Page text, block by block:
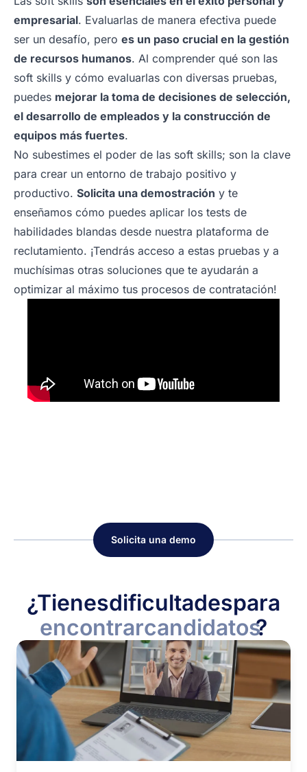
empresarial. Evaluarlas de manera efectiva puede
ser un desafío, pero es un paso crucial en la gestión
de recursos humanos. Al comprender qué son las
soft skills y cómo evaluarlas con diversas pruebas,
puedes mejorar la toma de decisiones de selección,
el desarrollo de empleados y la construcción de
equipos más fuertes.
No subestimes el poder de las soft skills; son la clave
para crear un entorno de trabajo positivo y
productivo. Solicita una demostración y te
enseñamos cómo puedes aplicar los tests de
habilidades blandas desde nuestra plataforma de
reclutamiento. ¡Tendrás acceso a estas pruebas y a
muchísimas otras soluciones que te ayudarán a
optimizar al máximo tus procesos de contratación!
Solicita una demo
¿Tienesdificultadespara
encontrarcandidatos?